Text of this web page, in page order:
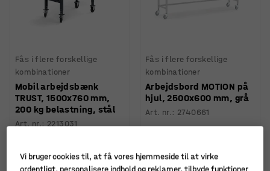
Fås i flere forskellige
kombinationer
Mobil arbejdsbænk
TRUST, 1500x760 mm,
200 kg belastning, stål
Art. nr.:2213031
ekskl. moms
KØB
Fås i flere forskellige
kombinationer
Arbejdsbord MOTION på
hjul, 2500x600 mm, grå
Art. nr.: 2740661
ekskl. moms
Vi bruger cookies til, at få vores hjemmeside til at virke
ordentligt, personalisere indhold og reklamer, tilbyde funktioner